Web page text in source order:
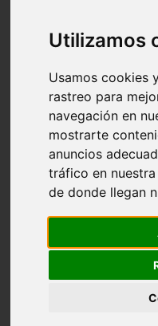
Utilizamos
Usamos cookies
rastreo para
navegación en
mostrarte
anuncios
tráfico en
de donde llegan
vocabulario de cocina
Madrid - pozuelo-de-
Cádiz - algodonales
Illes-balears - inca
Madrid - madrid
Málaga - torremolinos
Asturias - oviedo
Cádiz - el-puerto-de-
Asturias - aller
Toledo - illescas
álava - vitoria-gasteiz
Zaragoza - zaragoza
Valencia - valencia
Toledo - seseña
Cantabria - val-de-san-